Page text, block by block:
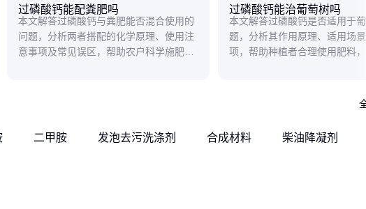
过磷酸钙能配粪肥吗
本文解答过磷酸钙与粪肥能否混合使用的
问题，分析两者搭配的化学原理、使用注
意事项及常见误区，帮助农户科学施肥避
过磷酸钙能治葡萄树吗
本文解答过磷酸钙是否适用于葡
题，分析其作用原理、适用场景
项，帮助种植者合理使用肥料
二甲胺 发泡去污洗涤剂 合成材料 柴油降凝剂